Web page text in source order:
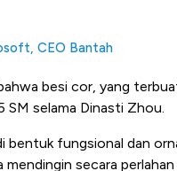
CEO Bantah
besi cor, yang
SM selama Dinasti Zhou.
bentuk fungsional dan
mendingin secara